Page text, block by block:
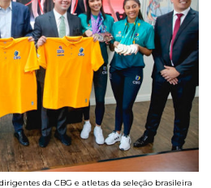
da CBG e atletas da seleção brasileira